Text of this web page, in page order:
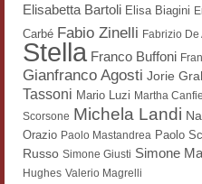
Pubblicazioni
Hagiographica
Koreanische
Scrittori latini
Testi Mediolatini
Elisabetta Bartoli Elisa Biagini
Carbé Fabio Zinelli Fabrizio De
Stella Franco Buffoni
Gianfranco Agosti Jorie
Tassoni Mario Luzi Martha
Scorsone Michela Landi
Orazio Paolo Mastandrea Paolo
Russo Simone Giusti Simone
Hughes Valerio Magrelli